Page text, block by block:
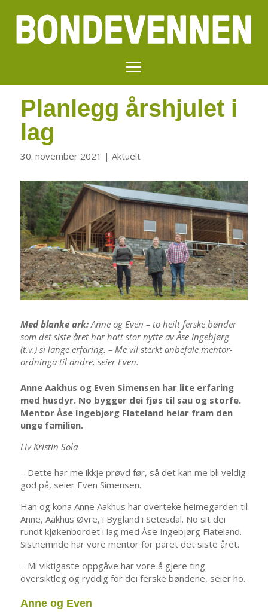
Planlegg årshjulet i
lag
30. november 2021 | Aktuelt
Med blanke ark:Anne og Even – to heilt ferske bønder
som det siste året har hatt stor nytte av Åse Ingebjørg
(t.v.) si lange erfaring. – Me vil sterkt anbefale mentor-
ordninga til andre, seier Even.
Anne Aakhus og Even Simensen har lite erfaring
med husdyr. No bygger dei fjøs til sau og storfe.
Mentor Åse Ingebjørg Flateland heiar fram den
unge familien.
Liv Kristin Sola
– Dette har me ikkje prøvd før, så det kan me bli veldig
god på, seier Even Simensen.
Han og kona Anne Aakhus har overteke heimegarden til
Anne, Aakhus Øvre, i Bygland i Setesdal. No sit dei
rundt kjøkenbordet i lag med Åse Ingebjørg Flateland.
Sistnemnde har vore mentor for paret det siste året.
– Mi viktigaste oppgåve har vore å gjere ting
oversiktleg og ryddig for dei ferske bøndene, seier ho.
Anne og Even